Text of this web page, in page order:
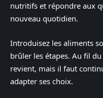
nutritifs et répondre aux
nouveau quotidien.
Introduisez les aliments
brûler les étapes. Au fil
revient, mais il faut
adapter ses choix.